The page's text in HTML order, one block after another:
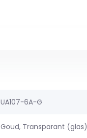
UA107-6A-G
Goud, Transparant (glas)